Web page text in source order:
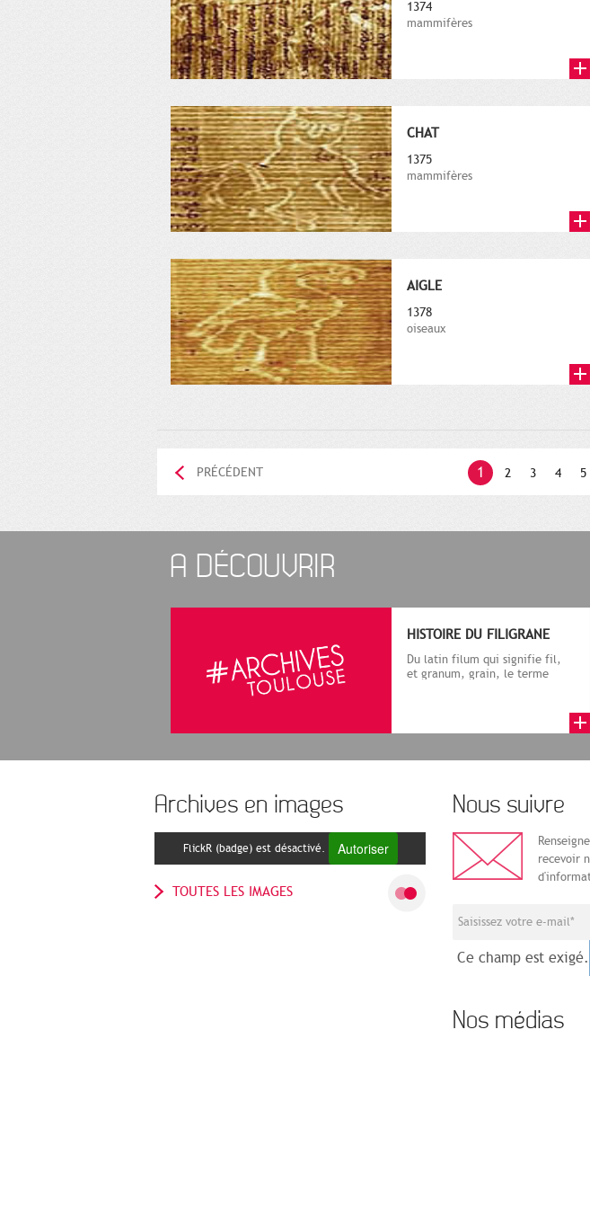
1374
mammifères
CHAT
1375
mammifères
AIGLE
1378
oiseaux
1 2 3 4 5
PRÉCÉDENT
A DÉCOUVRIR
HISTOIRE DU FILIGRANE
Du latin filum qui signifie fil,
et granum, grain, le terme
Archives en images
FlickR (badge) est désactivé. Autoriser
TOUTES LES IMAGES
Nous suivre
recevoir
Ce champ est exigé.
Nos médias